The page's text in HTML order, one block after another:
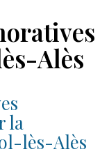
Alès
la
lès-Alès